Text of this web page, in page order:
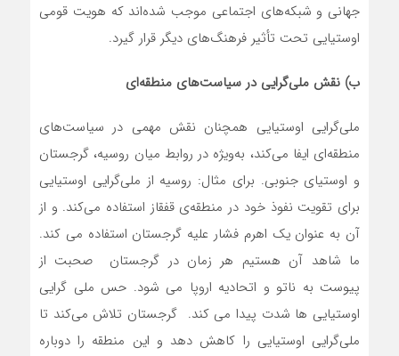
جهانی و شبکه‌های اجتماعی موجب شده‌اند که هویت قومی
اوستیایی تحت تأثیر فرهنگ‌های دیگر قرار گیرد.
ب) نقش ملی‌گرایی در سیاست‌های منطقه‌ای
ملی‌گرایی اوستیایی همچنان نقش مهمی در سیاست‌های
منطقه‌ای ایفا می‌کند، به‌ویژه در روابط میان روسیه، گرجستان
و اوستیای جنوبی. برای مثال: روسیه از ملی‌گرایی اوستیایی
برای تقویت نفوذ خود در منطقه‌ی قفقاز استفاده می‌کند. و از
آن به عنوان یک اهرم فشار علیه گرجستان استفاده می کند.
ما شاهد آن هستیم هر زمان در گرجستان صحبت از
پیوست به ناتو و اتحادیه اروپا می شود. حس ملی گرایی
اوستیایی ها شدت پیدا می کند. گرجستان تلاش می‌کند تا
ملی‌گرایی اوستیایی را کاهش دهد و این منطقه را دوباره